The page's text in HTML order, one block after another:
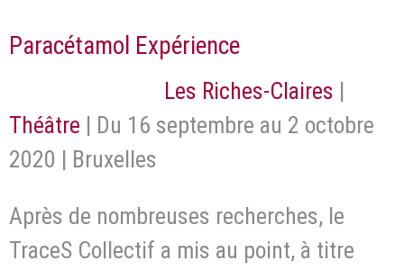
Paracétamol Expérience
Les Riches-Claires |
Théâtre
2020 | Bruxelles
Après de nombreuses recherches, le
TraceS Collectif a mis au point, à titre